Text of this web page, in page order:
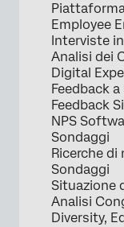
Employee
Interviste
Analisi dei
Digital
Feedback
Feedback
NPS
Sondaggi
Ricerche di
Sondaggi
Situazione
Analisi
Diversity,